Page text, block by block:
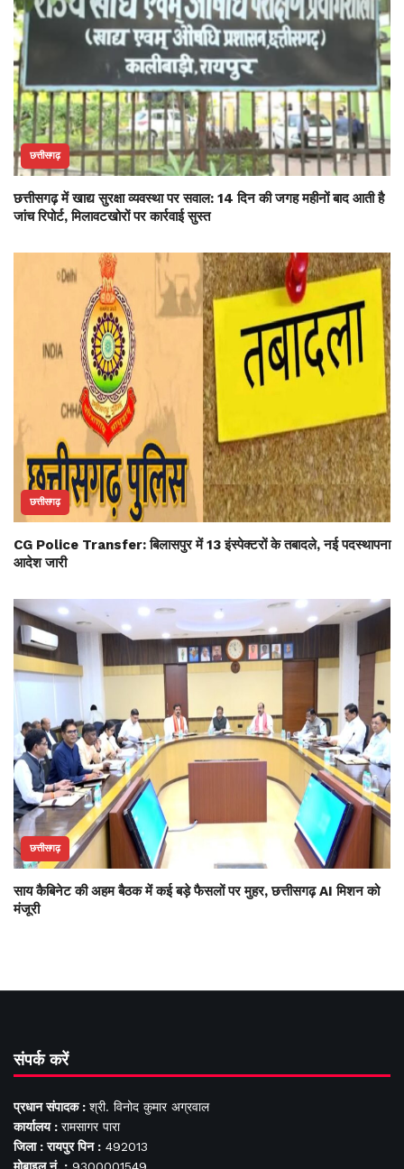
छत्तीसगढ़
छत्तीसगढ़ में खाद्य सुरक्षा व्यवस्था पर सवाल: 14 दिन की जगह महीनों बाद आती है
जांच रिपोर्ट, मिलावटखोरों पर कार्रवाई सुस्त
छत्तीसगढ़
CG Police Transfer: बिलासपुर में 13 इंस्पेक्टरों के तबादले, नई पदस्थापना
आदेश जारी
छत्तीसगढ़
साय कैबिनेट की अहम बैठक में कई बड़े फैसलों पर मुहर, छत्तीसगढ़ AI मिशन को
मंजूरी
संपर्क करें
प्रधान संपादक : श्री. विनोद कुमार अग्रवाल
कार्यालय : रामसागर पारा
जिला : रायपुर पिन : 492013
मोबाइल नं. : 9300001549